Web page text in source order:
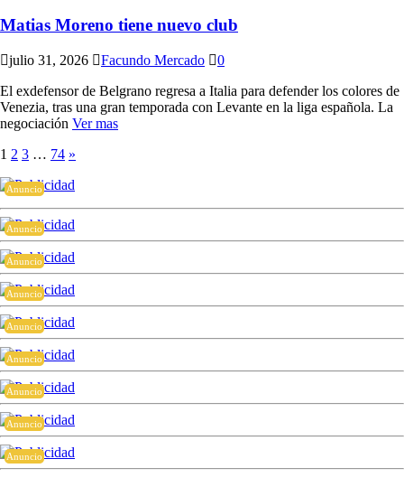
Matias Moreno tiene nuevo club
julio 31, 2026 Facundo Mercado
0
El exdefensor de Belgrano regresa a Italia para defender los colores de
Venezia, tras una gran temporada con Levante en la liga española. La
negociación Ver mas
1 2 3 … 74 »
Anuncio
Anuncio
Anuncio
Anuncio
Anuncio
Anuncio
Anuncio
Anuncio
Anuncio